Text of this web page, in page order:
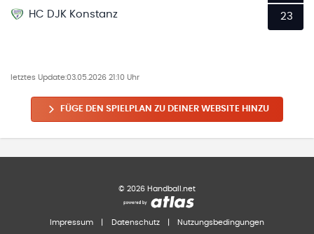
HC DJK Konstanz
23
letztes Update:03.05.2026 21:10 Uhr
FÜGE DEN SPIELPLAN ZU DEINER WEBSITE HINZU
© 2026 Handball.net
Impressum Datenschutz Nutzungsbedingungen